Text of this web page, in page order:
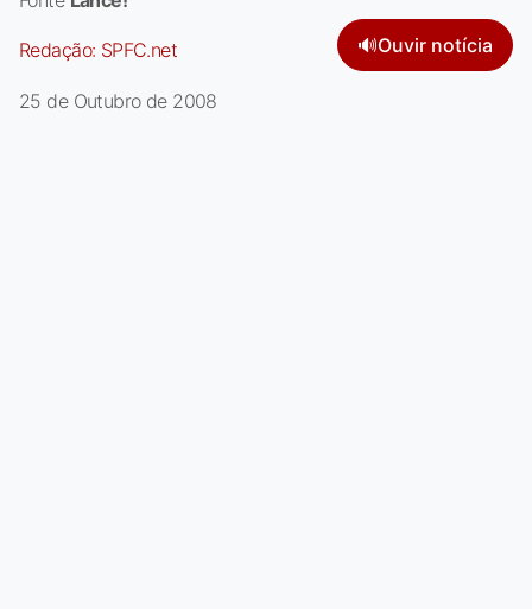
Redação: SPFC.net 🔊Ouvir notícia
25 de Outubro de 2008